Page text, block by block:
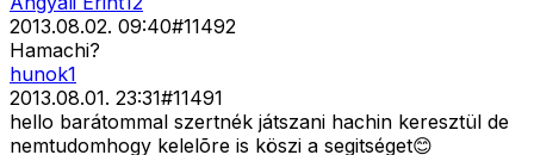
2013.08.02. 09:40#11492
Hamachi?
hunok1
2013.08.01. 23:31#11491
hello barátommal szertnék játszani hachin keresztül de
nemtudomhogy kelelõre is köszi a segitséget😊